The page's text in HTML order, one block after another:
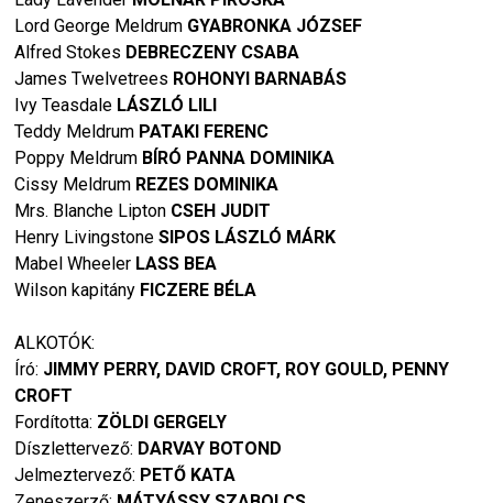
Lord George Meldrum GYABRONKA JÓZSEF
Alfred Stokes DEBRECZENY CSABA
James Twelvetrees ROHONYI BARNABÁS
Ivy Teasdale LÁSZLÓ LILI
Teddy Meldrum PATAKI FERENC
Poppy Meldrum BÍRÓ PANNA DOMINIKA
Cissy Meldrum REZES DOMINIKA
Mrs. Blanche Lipton CSEH JUDIT
Henry LivingstoneSIPOS LÁSZLÓ MÁRK
Mabel Wheeler LASS BEA
Wilson kapitány FICZERE BÉLA
ALKOTÓK:
Író: JIMMY PERRY, DAVID CROFT, ROY GOULD, PENNY
CROFT
Fordította: ZÖLDI GERGELY
Díszlettervező: DARVAY BOTOND
Jelmeztervező: PETŐ KATA